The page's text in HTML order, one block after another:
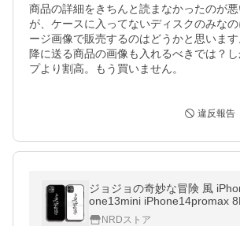
商品の詳細をきちんと読まなかったのが
が、ケースに入ってないディスクのみな
ージ画像で販売するのはどうかと思いま
降に送る商品の画像も入れるべきでは？
プより割高。もう買いません。
違反報告
ジョジョの奇妙な冒険 風
one13mini iPhone14promax
ース アイフォン スマホケース
NRDストア